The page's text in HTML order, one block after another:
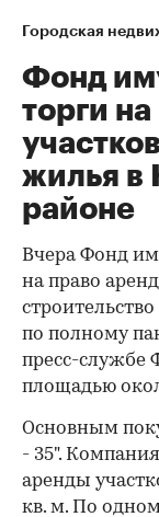
Городская
Фонд
торги
жилья в
районе
Вчера Фонд
на право
по полному
пресс-службе
площадью
Основным
- 35".
аренды
кв. м. По